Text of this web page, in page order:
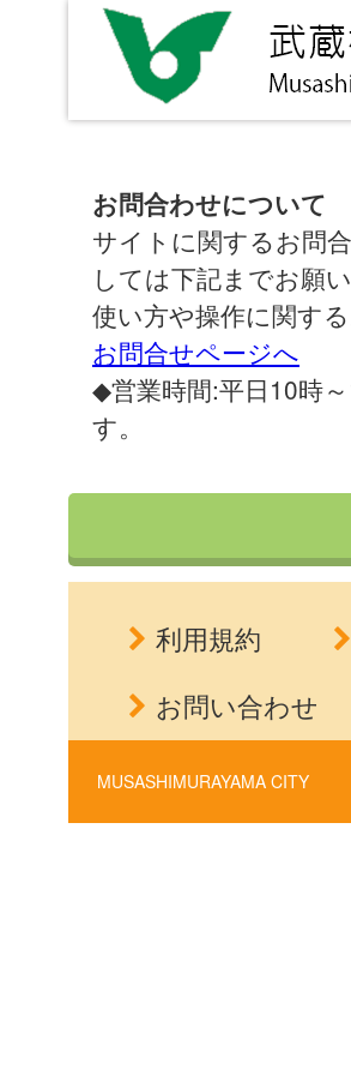
お問合わせについて
サイトに関するお問
しては下記までお願い
使い方や操作に関す
お問合せページへ
◆営業時間:平日10時
す。
利用規約
お問い合わせ
MUSASHIMURAYAMA CITY